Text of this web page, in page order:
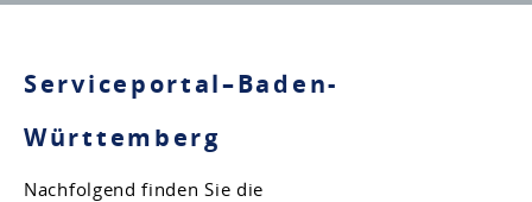
Serviceportal–Baden-
Württemberg
Nachfolgend finden Sie die